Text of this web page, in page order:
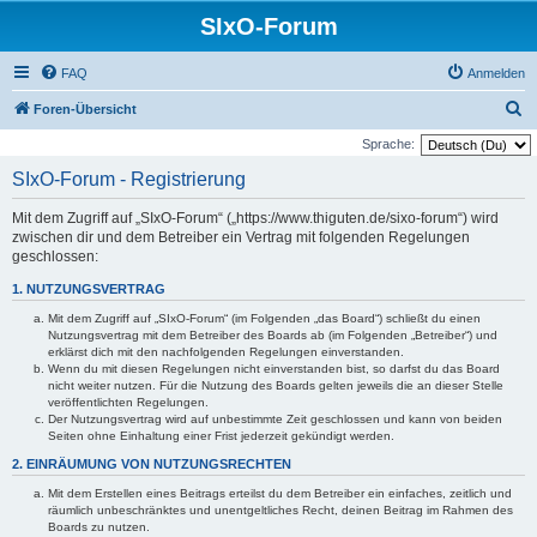
SIxO-Forum
FAQ Anmelden
Foren-Übersicht
u
Sprache:
SIxO-Forum - Registrierung
Mit dem Zugriff auf „SIxO-Forum“ („https://www.thiguten.de/sixo-forum“) wird
zwischen dir und dem Betreiber ein Vertrag mit folgenden Regelungen
geschlossen:
1. NUTZUNGSVERTRAG
Mit dem Zugriff auf „SIxO-Forum“ (im Folgenden „das Board“) schließt du einen
Nutzungsvertrag mit dem Betreiber des Boards ab (im Folgenden „Betreiber“) und
erklärst dich mit den nachfolgenden Regelungen einverstanden.
Wenn du mit diesen Regelungen nicht einverstanden bist, so darfst du das Board
nicht weiter nutzen. Für die Nutzung des Boards gelten jeweils die an dieser Stelle
veröffentlichten Regelungen.
Der Nutzungsvertrag wird auf unbestimmte Zeit geschlossen und kann von beiden
Seiten ohne Einhaltung einer Frist jederzeit gekündigt werden.
2. EINRÄUMUNG VON NUTZUNGSRECHTEN
Mit dem Erstellen eines Beitrags erteilst du dem Betreiber ein einfaches, zeitlich und
räumlich unbeschränktes und unentgeltliches Recht, deinen Beitrag im Rahmen des
Boards zu nutzen.